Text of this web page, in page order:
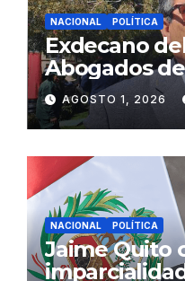
NACIONAL POLÍTICA
Exdecano
Abogados
propuestas
ciudadana
AGOSTO 1, 2026
NACIONAL POLÍTICA
Jaime Quito